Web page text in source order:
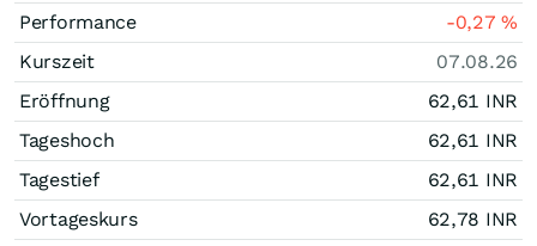
Performance
-0,27%
Kurszeit
07.08.26
Eröffnung
62,61 INR
Tageshoch
62,61 INR
Tagestief
62,61 INR
Vortageskurs
62,78 INR